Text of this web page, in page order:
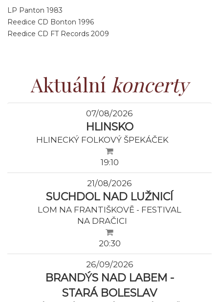
LP Panton 1983
Reedice CD Bonton 1996
Reedice CD FT Records 2009
Aktuální koncerty
07/08/2026
HLINSKO
HLINECKÝ FOLKOVÝ ŠPEKÁČEK
19:10
21/08/2026
SUCHDOL NAD LUŽNICÍ
LOM NA FRANTIŠKOVĚ - FESTIVAL
NA DRAČICI
20:30
26/09/2026
BRANDÝS NAD LABEM -
STARÁ BOLESLAV